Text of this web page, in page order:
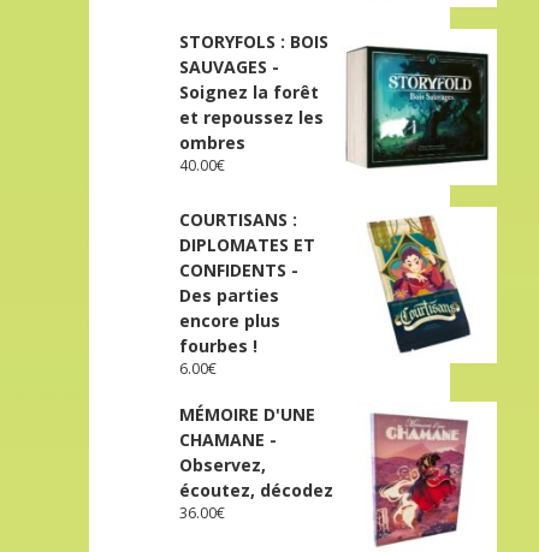
STORYFOLS : BOIS
SAUVAGES -
Soignez la forêt
et repoussez les
ombres
40.00€
COURTISANS :
DIPLOMATES ET
CONFIDENTS -
Des parties
encore plus
fourbes !
6.00€
MÉMOIRE D'UNE
CHAMANE -
Observez,
écoutez, décodez
36.00€